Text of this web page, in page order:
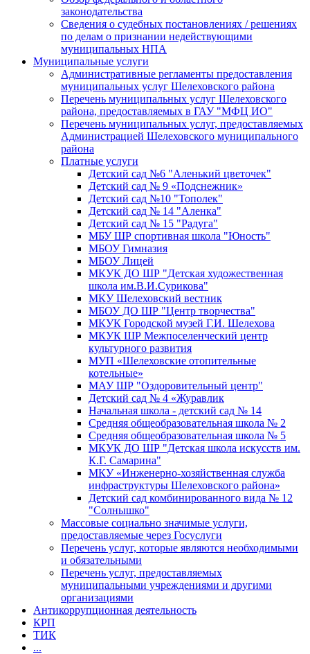
законодательства
Сведения о судебных постановлениях / решениях
по делам о признании недействующими
муниципальных НПА
Муниципальные услуги
Административные регламенты предоставления
муниципальных услуг Шелеховского района
Перечень муниципальных услуг Шелеховского
района, предоставляемых в ГАУ "МФЦ ИО"
Перечень муниципальных услуг, предоставляемых
Администрацией Шелеховского муниципального
района
Платные услуги
Детский сад №6 "Аленький цветочек"
Детский сад № 9 «Подснежник»
Детский сад №10 "Тополек"
Детский сад № 14 "Аленка"
Детский сад № 15 "Радуга"
МБУ ШР спортивная школа "Юность"
МБОУ Гимназия
МБОУ Лицей
МКУК ДО ШР "Детская художественная
школа им.В.И.Сурикова"
МКУ Шелеховский вестник
МБОУ ДО ШР "Центр творчества"
МКУК Городской музей Г.И. Шелехова
МКУК ШР Межпоселенческий центр
культурного развития
МУП «Шелеховские отопительные
котельные»
МАУ ШР "Оздоровительный центр"
Детский сад № 4 «Журавлик
Начальная школа - детский сад № 14
Средняя общеобразовательная школа № 2
Средняя общеобразовательная школа № 5
МКУК ДО ШР "Детская школа искусств им.
К.Г. Самарина"
МКУ «Инженерно-хозяйственная служба
инфраструктуры Шелеховского района»
Детский сад комбинированного вида № 12
"Солнышко"
Массовые социально значимые услуги,
предоставляемые через Госуслуги
Перечень услуг, которые являются необходимыми
и обязательными
Перечень услуг, предоставляемых
муниципальными учреждениями и другими
организациями
Антикоррупционная деятельность
КРП
ТИК
...